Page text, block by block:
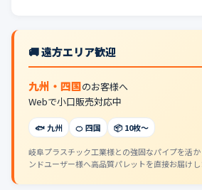
🚚 遠方エリア歓迎
九州・四国のお客様へ
Webで小口販売対応中
🐟 九州 🍊 四国 📦 10枚〜
岐阜プラスチック工業様との強固なパイプを活
ンドユーザー様へ高品質パレットを直接お届けし